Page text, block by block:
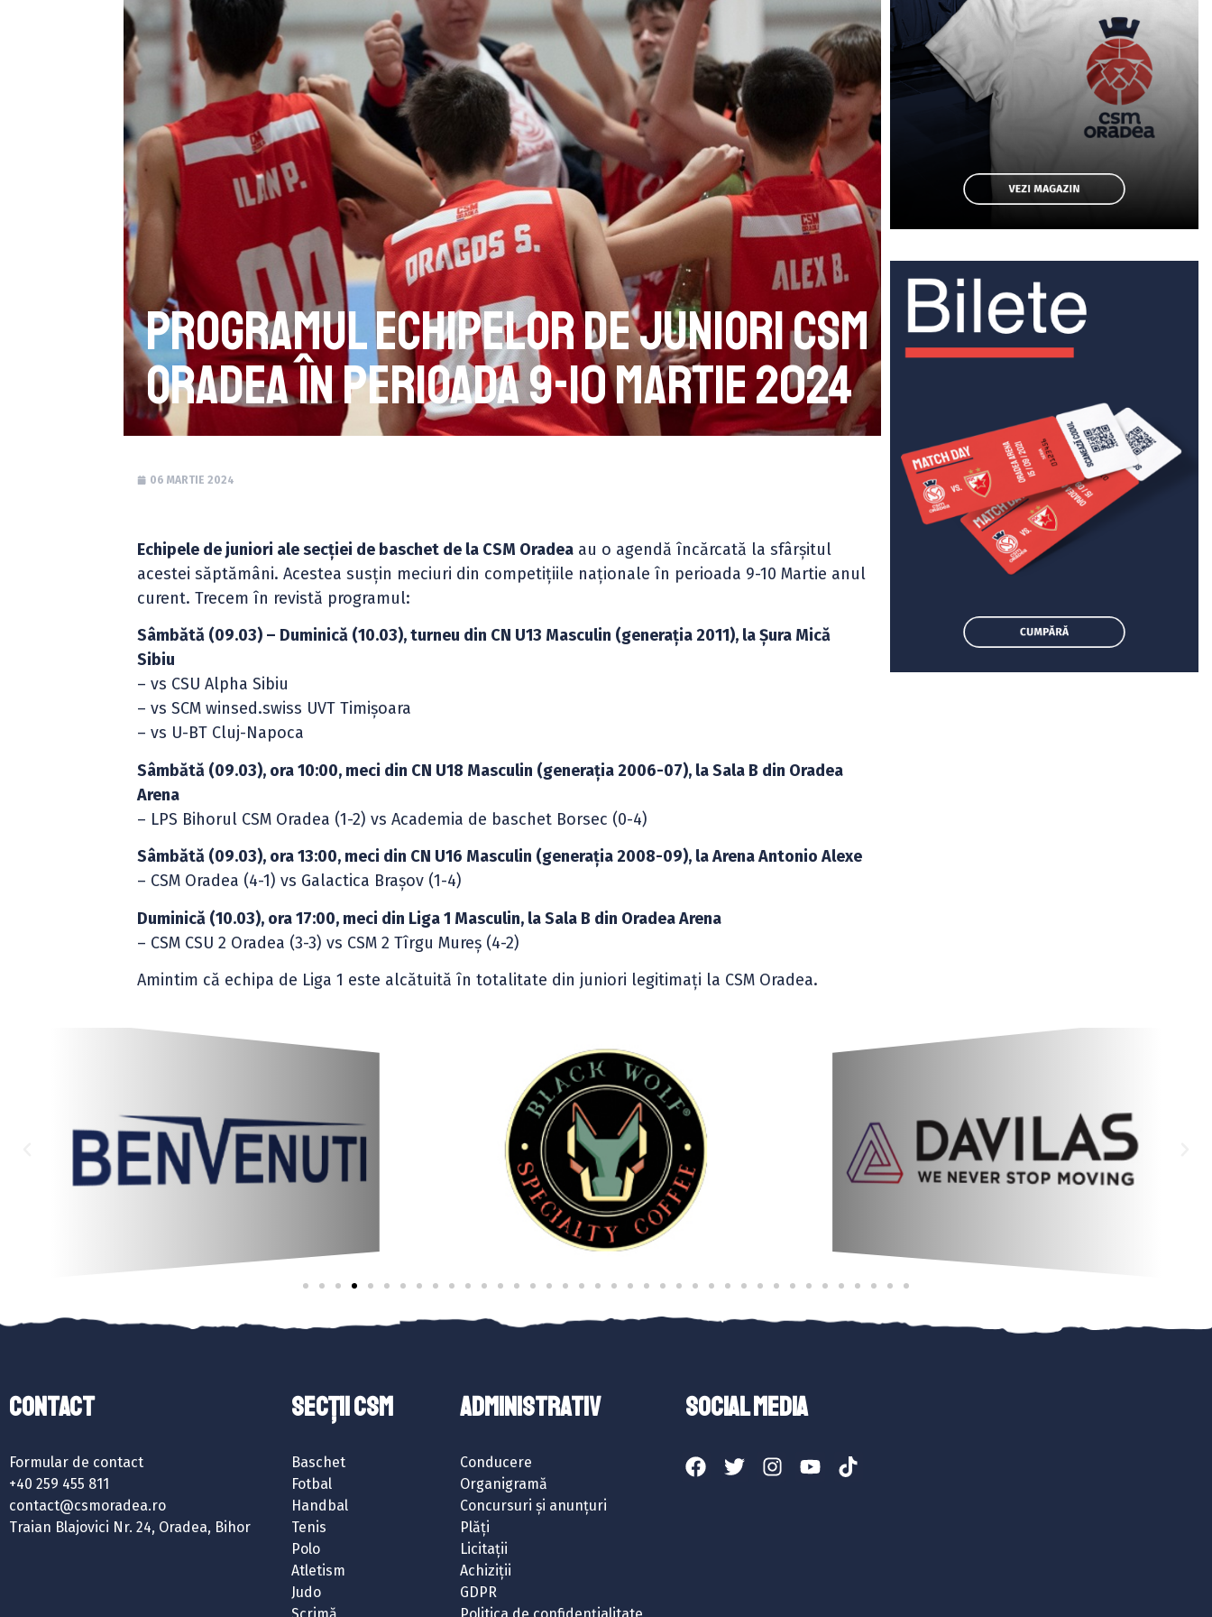
Programul echipelor de juniori CSM
Oradea în perioada 9-10 Martie 2024
06 MARTIE 2024
Echipele de juniori ale secției de baschet de la CSM Oradea au o agendă încărcată la sfârșitul
acestei săptămâni. Acestea susțin meciuri din competițiile naționale în perioada 9-10 Martie anul
curent. Trecem în revistă programul:
Sâmbătă (09.03) – Duminică (10.03), turneu din CN U13 Masculin (generația 2011), la Șura Mică
Sibiu
– vs CSU Alpha Sibiu
– vs SCM winsed.swiss UVT Timișoara
– vs U-BT Cluj-Napoca
Sâmbătă (09.03), ora 10:00, meci din CN U18 Masculin (generația 2006-07), la Sala B din Oradea
Arena
– LPS Bihorul CSM Oradea (1-2) vs Academia de baschet Borsec (0-4)
Sâmbătă (09.03), ora 13:00, meci din CN U16 Masculin (generația 2008-09), la Arena Antonio Alexe
– CSM Oradea (4-1) vs Galactica Brașov (1-4)
Duminică (10.03), ora 17:00, meci din Liga 1 Masculin, la Sala B din Oradea Arena
– CSM CSU 2 Oradea (3-3) vs CSM 2 Tîrgu Mureș (4-2)
Amintim că echipa de Liga 1 este alcătuită în totalitate din juniori legitimați la CSM Oradea.
Contact
Formular de contact
+40 259 455 811
contact@csmoradea.ro
Traian Blajovici Nr. 24, Oradea, Bihor
SECȚII CSM
Baschet
Fotbal
Handbal
Tenis
Polo
Atletism
Judo
ADMINISTRATIV
Conducere
Organigramă
Concursuri și anunțuri
Plăți
Licitații
Achiziții
GDPR
SOCIAL MEDIA